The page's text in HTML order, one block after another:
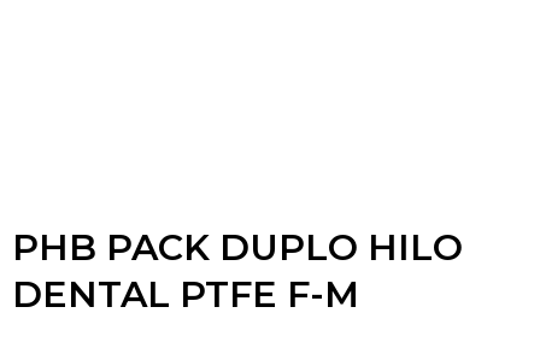
PHB PACK DUPLO HILO
DENTAL PTFE F-M